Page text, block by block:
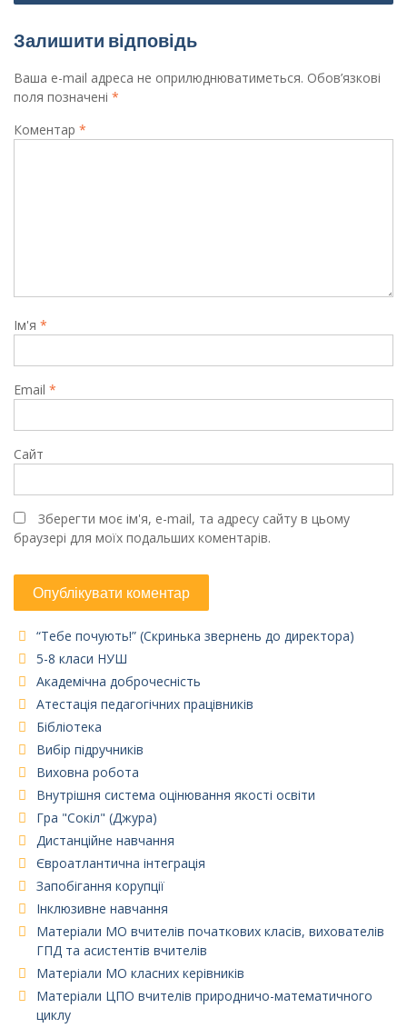
Залишити відповідь
Ваша e-mail адреса не оприлюднюватиметься. Обов’язкові
поля позначені *
Коментар *
Ім'я *
Email *
Сайт
Зберегти моє ім'я, e-mail, та адресу сайту в цьому
браузері для моїх подальших коментарів.
“Тебе почують!” (Скринька звернень до директора)
5-8 класи НУШ
Академічна доброчесність
Атестація педагогічних працівників
Бібліотека
Вибір підручників
Виховна робота
Внутрішня система оцінювання якості освіти
Гра "Сокіл" (Джура)
Дистанційне навчання
Євроатлантична інтеграція
Запобігання корупції
Інклюзивне навчання
Матеріали МО вчителів початкових класів, вихователів
ГПД та асистентів вчителів
Матеріали МО класних керівників
Матеріали ЦПО вчителів природничо-математичного
циклу